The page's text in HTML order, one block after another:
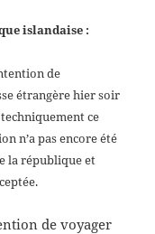
islandaise :
de
étrangère hier soir
ce
n’a pas encore été
la république et
de voyager